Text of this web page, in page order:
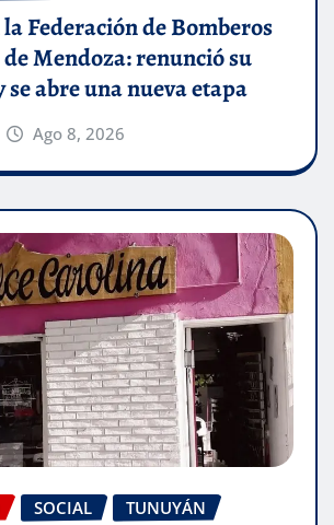
Federación de Bomberos
Mendoza: renunció su
abre una nueva etapa
Ago 8, 2026
SOCIAL
TUNUYÁN